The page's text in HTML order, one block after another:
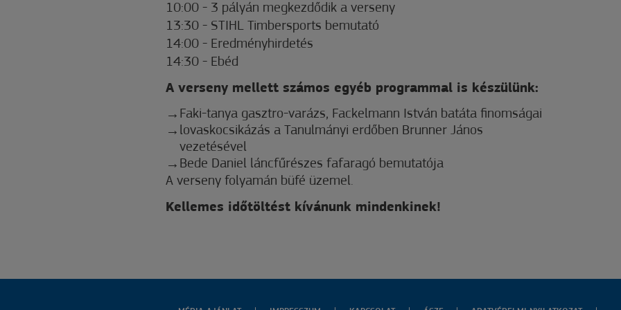
10:00 - 3 pályán megkezdődik a verseny
13:30 - STIHL Timbersports bemutató
14:00 - Eredményhirdetés
14:30 - Ebéd
A verseny mellett számos egyéb programmal is készülünk:
Faki-tanya gasztro-varázs, Fackelmann István batáta finomságai
lovaskocsikázás a Tanulmányi erdőben Brunner János
vezetésével
Bede Daniel láncfűrészes fafaragó bemutatója
A verseny folyamán büfé üzemel.
Kellemes időtöltést kívánunk mindenkinek!